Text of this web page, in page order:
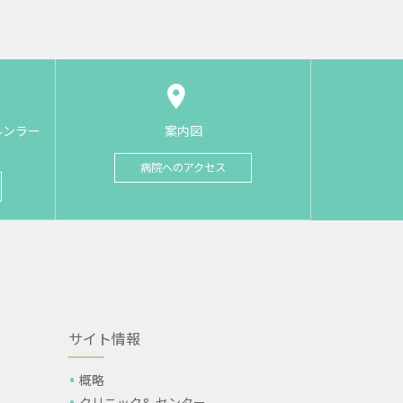
ラー 案内図
病院へのアクセス
サイト情報
概略